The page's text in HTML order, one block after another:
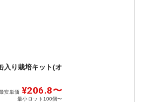
入り栽培キット(オ
安単価 ¥206.8〜
最小ロット 100個〜